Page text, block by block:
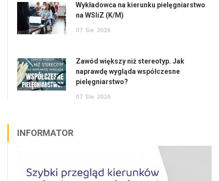
Wykładowca na kierunku pielęgniarstwo
na WSIiZ (K/M)
07 Sie 2026
Zawód większy niż stereotyp. Jak
naprawdę wygląda współczesne
pielęgniarstwo?
07 Sie 2026
INFORMATOR